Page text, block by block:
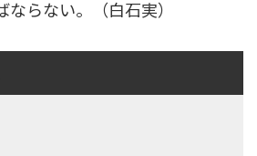
らない。（白石実）